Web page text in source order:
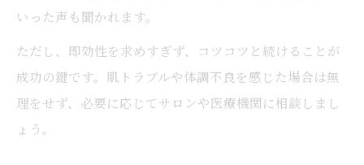
いった声も聞かれます。
ただし、即効性を求めすぎず、コツコツと続けることが
成功の鍵です。肌トラブルや体調不良を感じた場合は無
理をせず、必要に応じてサロンや医療機関に相談しまし
ょう。